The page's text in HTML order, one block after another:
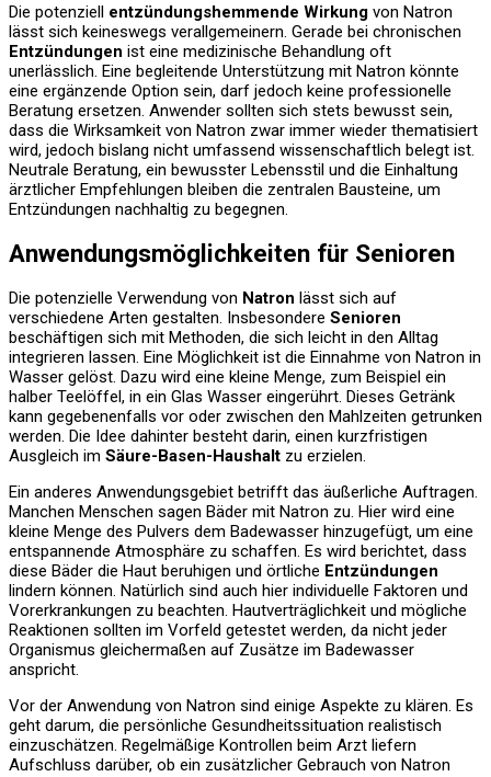
Die potenziell entzündungshemmende Wirkung von Natron
lässt sich keineswegs verallgemeinern. Gerade bei chronischen
Entzündungen ist eine medizinische Behandlung oft
unerlässlich. Eine begleitende Unterstützung mit Natron könnte
eine ergänzende Option sein, darf jedoch keine professionelle
Beratung ersetzen. Anwender sollten sich stets bewusst sein,
dass die Wirksamkeit von Natron zwar immer wieder thematisiert
wird, jedoch bislang nicht umfassend wissenschaftlich belegt ist.
Neutrale Beratung, ein bewusster Lebensstil und die Einhaltung
ärztlicher Empfehlungen bleiben die zentralen Bausteine, um
Entzündungen nachhaltig zu begegnen.
Anwendungsmöglichkeiten für Senioren
Die potenzielle Verwendung von Natron lässt sich auf
verschiedene Arten gestalten. Insbesondere Senioren
beschäftigen sich mit Methoden, die sich leicht in den Alltag
integrieren lassen. Eine Möglichkeit ist die Einnahme von Natron in
Wasser gelöst. Dazu wird eine kleine Menge, zum Beispiel ein
halber Teelöffel, in ein Glas Wasser eingerührt. Dieses Getränk
kann gegebenenfalls vor oder zwischen den Mahlzeiten getrunken
werden. Die Idee dahinter besteht darin, einen kurzfristigen
Ausgleich im Säure-Basen-Haushalt zu erzielen.
Ein anderes Anwendungsgebiet betrifft das äußerliche Auftragen.
Manchen Menschen sagen Bäder mit Natron zu. Hier wird eine
kleine Menge des Pulvers dem Badewasser hinzugefügt, um eine
entspannende Atmosphäre zu schaffen. Es wird berichtet, dass
diese Bäder die Haut beruhigen und örtliche Entzündungen
lindern können. Natürlich sind auch hier individuelle Faktoren und
Vorerkrankungen zu beachten. Hautverträglichkeit und mögliche
Reaktionen sollten im Vorfeld getestet werden, da nicht jeder
Organismus gleichermaßen auf Zusätze im Badewasser
anspricht.
Vor der Anwendung von Natron sind einige Aspekte zu klären. Es
geht darum, die persönliche Gesundheitssituation realistisch
einzuschätzen. Regelmäßige Kontrollen beim Arzt liefern
Aufschluss darüber, ob ein zusätzlicher Gebrauch von Natron